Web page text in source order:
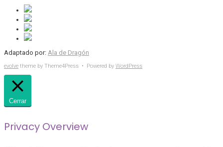
Adaptado por: Ala de Dragón
evolve theme by Theme4Press • Powered by WordPress
Cerrar
Privacy Overview